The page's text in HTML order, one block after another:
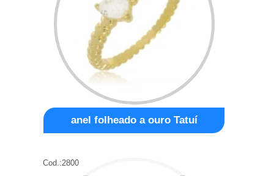
anel folheado a ouro Tatuí
Cod.:2800